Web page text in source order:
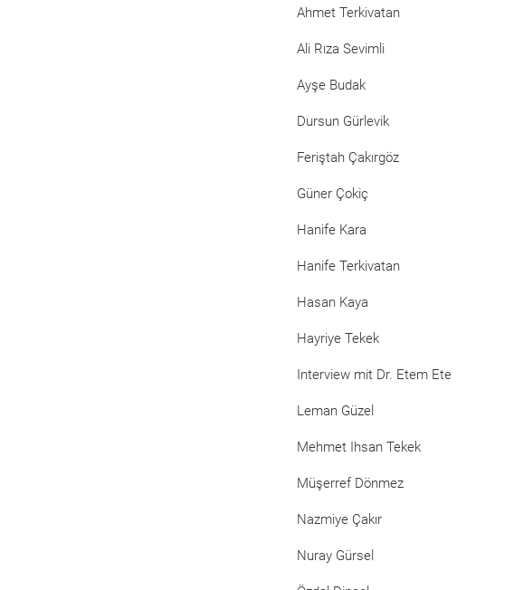
Ahmet Terkivatan
Ali Rıza Sevimli
Ayşe Budak
Dursun Gürlevik
Feriştah Çakırgöz
Güner Çokiç
Hanife Kara
Hanife Terkivatan
Hasan Kaya
Hayriye Tekek
Interview mit Dr. Etem Ete
Leman Güzel
Mehmet Ihsan Tekek
Müşerref Dönmez
Nazmiye Çakır
Nuray Gürsel